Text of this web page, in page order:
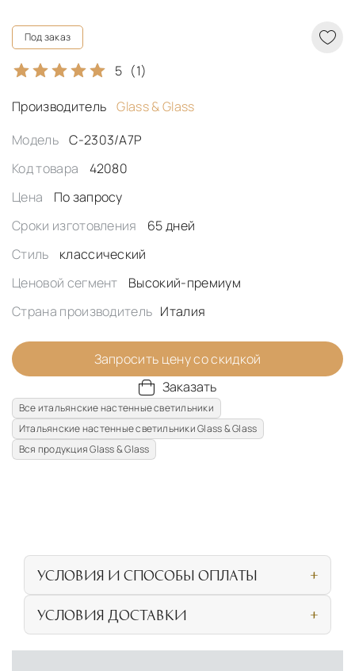
Под заказ
5 (1)
Производитель
Glass & Glass
Модель
C-2303/A7P
Код товара
42080
Цена
По запросу
Сроки изготовления
65 дней
Стиль
классический
Ценовой сегмент
Высокий-премиум
Страна производитель Италия
Запросить цену со скидкой
Заказать
Все итальянские настенные светильники
Итальянские настенные светильники Glass & Glass
Вся продукция Glass & Glass
УСЛОВИЯ И СПОСОБЫ ОПЛАТЫ
личном посещении нашего салона
Безналичная оплата по счёту для
УСЛОВИЯ ДОСТАВКИ